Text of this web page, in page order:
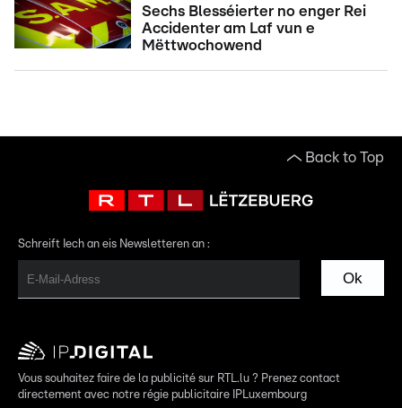
Sechs Blesséierter no enger Rei
Accidenter am Laf vun e
Mëttwochowend
Back to Top
Schreift Iech an eis Newsletteren an :
Ok
Vous souhaitez faire de la publicité sur RTL.lu ? Prenez contact
directement avec notre régie publicitaire IPLuxembourg